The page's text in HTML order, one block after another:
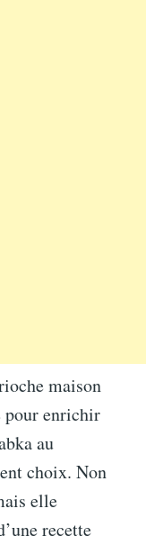
maison
pour enrichir
au
choix. Non
elle
recette